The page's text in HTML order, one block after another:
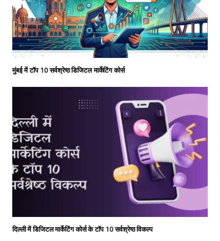
मुंबई में टॉप 10 सर्वश्रेष्ठ डिजिटल मार्केटिंग कोर्स
दिल्ली में डिजिटल मार्केटिंग कोर्स के टॉप 10 सर्वश्रेष्ठ विकल्प